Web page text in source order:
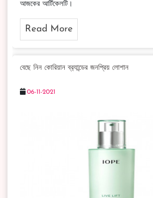
আজকের আর্টিকেলটি।
Read More
বেছে নিন কোরিয়ান ব্র‍্যান্ডের জনপ্রিয় লোশান
06-11-2021